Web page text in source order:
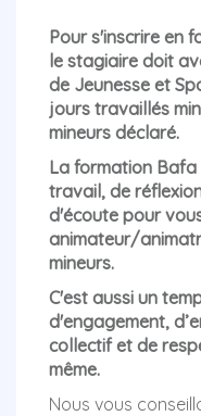
Pour s'inscrire en
le stagiaire doit
de Jeunesse et
jours travaillés
mineurs déclaré.
La formation Bafa
travail, de
d'écoute pour
animateur/
mineurs.
C'est aussi un
d'engagement,
collectif et de
même.
Nous vous